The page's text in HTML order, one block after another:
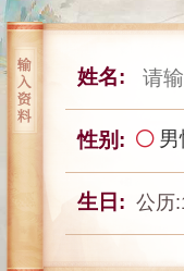
姓名:
性别: 男
生日: 公历